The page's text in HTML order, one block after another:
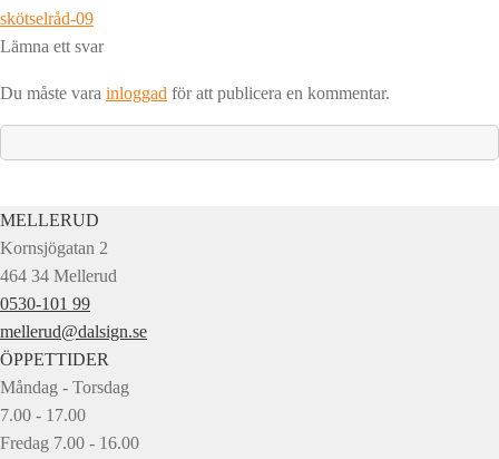
Inläggsnavigering
Föregående
inlägg:
skötselråd-09
Lämna ett svar
Du måste vara inloggad för att publicera en kommentar.
MELLERUD
Kornsjögatan 2
464 34 Mellerud
0530-101 99
mellerud@dalsign.se
ÖPPETTIDER
Måndag - Torsdag
7.00 - 17.00
Fredag 7.00 - 16.00